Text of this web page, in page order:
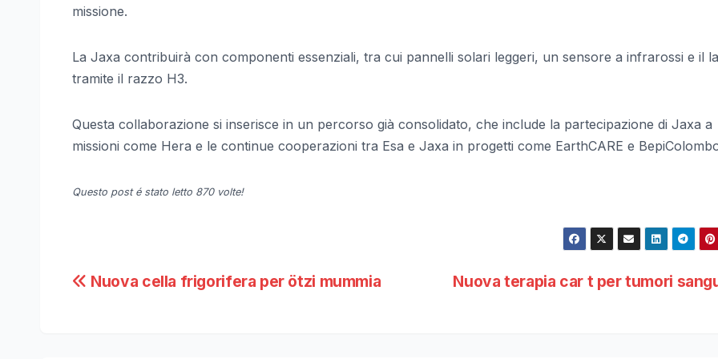
missione.
La Jaxa contribuirà con componenti essenziali, tra cui pannelli solari leggeri, un sensore a infrarossi e il
tramite il razzo H3.
Questa collaborazione si inserisce in un percorso già consolidato, che include la partecipazione di Jaxa a
missioni come Hera e le continue cooperazioni tra Esa e Jaxa in progetti come EarthCARE e
Questo post é stato letto 870 volte!
Navigazione
Nuova terapia car t per tumori
Nuova cella frigorifera per ötzi mummia